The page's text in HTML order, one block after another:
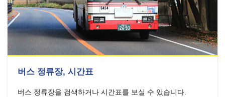
버스 정류장, 시간표
버스 정류장을 검색하거나 시간표를 보실 수 있습니다.